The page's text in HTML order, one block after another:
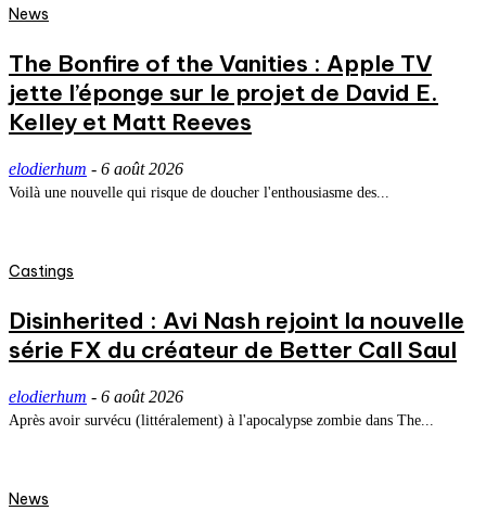
News
The Bonfire of the Vanities : Apple TV
jette l’éponge sur le projet de David E.
Kelley et Matt Reeves
elodierhum - 6 août 2026
Voilà une nouvelle qui risque de doucher l'enthousiasme des...
Castings
Disinherited : Avi Nash rejoint la nouvelle
série FX du créateur de Better Call Saul
elodierhum - 6 août 2026
Après avoir survécu (littéralement) à l'apocalypse zombie dans The...
News